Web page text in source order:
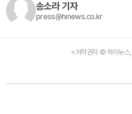
송소라 기자
press@hinews.co.kr
<저작권자 © 하이뉴스,